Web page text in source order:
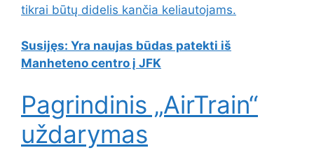
tikrai būtų didelis kančia keliautojams.
Susijęs: Yra naujas būdas patekti iš
Manheteno centro į JFK
Pagrindinis „AirTrain“
uždarymas